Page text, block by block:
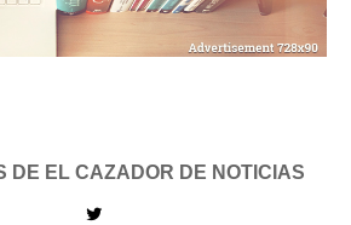
DE EL CAZADOR DE NOTICIAS